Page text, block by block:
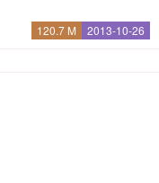
120.7 M 2013-10-26